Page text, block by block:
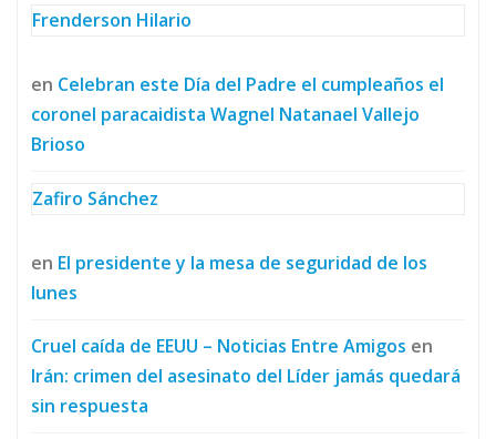
Frenderson Hilario
en Celebran este Día del Padre el cumpleaños el
coronel paracaidista Wagnel Natanael Vallejo
Brioso
Zafiro Sánchez
en El presidente y la mesa de seguridad de los
lunes
Cruel caída de EEUU – Noticias Entre Amigos en
Irán: crimen del asesinato del Líder jamás quedará
sin respuesta